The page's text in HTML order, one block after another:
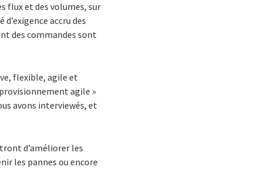
flux et des volumes, sur
accru des
des commandes sont
flexible, agile et
agile »
avons interviewés, et
d’améliorer les
les pannes ou encore